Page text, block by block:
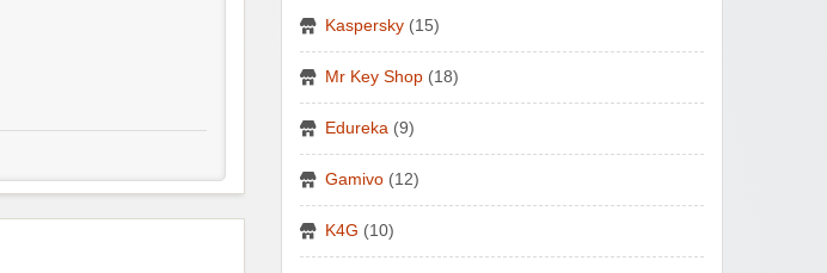
Kaspersky (15)
Mr Key Shop (18)
Edureka (9)
Gamivo (12)
K4G (10)